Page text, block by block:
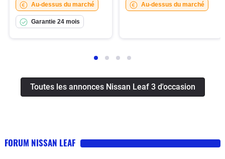
Au-dessus du marché
Garantie 24 mois
Au-dessus du marché
Toutes les annonces Nissan Leaf 3 d'occasion
FORUM NISSAN LEAF